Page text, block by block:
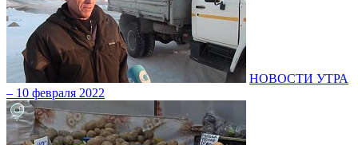
НОВОСТИ УТРА
– 10 февраля 2022